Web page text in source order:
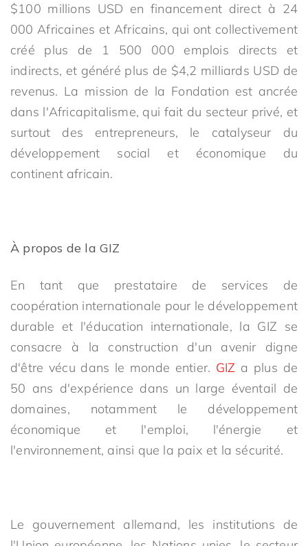
$100 millions USD en financement direct à 24
000 Africaines et Africains, qui ont collectivement
créé plus de 1 500 000 emplois directs et
indirects, et généré plus de $4,2 milliards USD de
revenus. La mission de la Fondation est ancrée
dans l'Africapitalisme, qui fait du secteur privé, et
surtout des entrepreneurs, le catalyseur du
développement social et économique du
continent africain.
À propos de la GIZ
En tant que prestataire de services de
coopération internationale pour le développement
durable et l'éducation internationale, la GIZ se
consacre à la construction d'un avenir digne
d'être vécu dans le monde entier. GIZ a plus de
50 ans d'expérience dans un large éventail de
domaines, notamment le développement
économique et l'emploi, l'énergie et
l'environnement, ainsi que la paix et la sécurité.
Le gouvernement allemand, les institutions de